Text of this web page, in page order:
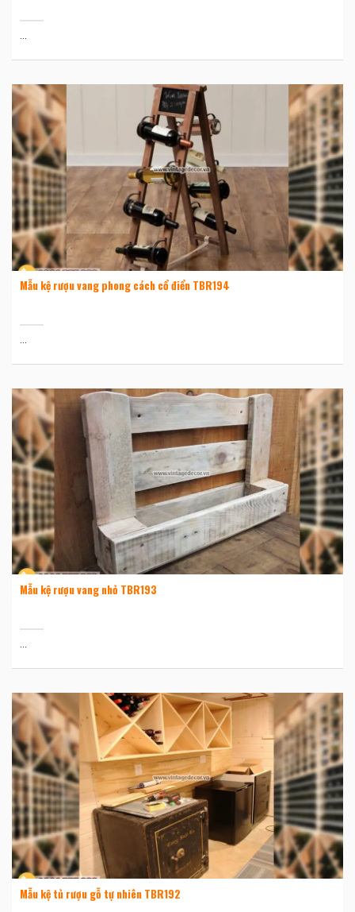
Mẫu kệ rượu vang phong cách cổ điển TBR194
Mẫu kệ rượu vang nhỏ TBR193
Mẫu kệ tủ rượu gỗ tự nhiên TBR192